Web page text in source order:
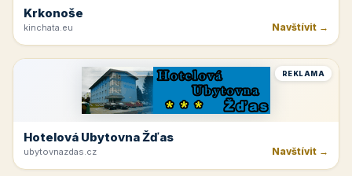
Krkonoše
kinchata.eu Navštívit →
REKLAMA
Hotelová Ubytovna Žďas
ubytovnazdas.cz Navštívit →